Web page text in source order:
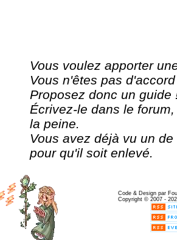
Vous voulez apporter
Vous n'êtes pas
Proposez donc un guide
Écrivez-le dans le
la peine.
Vous avez déjà vu un
pour qu'il soit enlevé.
Code & Design par
Copyright © 2007 -